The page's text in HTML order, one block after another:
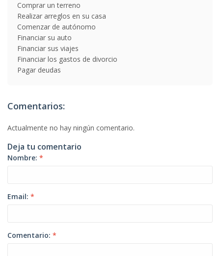
Comprar un terreno
Realizar arreglos en su casa
Comenzar de autónomo
Financiar su auto
Financiar sus viajes
Financiar los gastos de divorcio
Pagar deudas
Comentarios:
Actualmente no hay ningún comentario.
Deja tu comentario
Nombre: *
Email: *
Comentario: *